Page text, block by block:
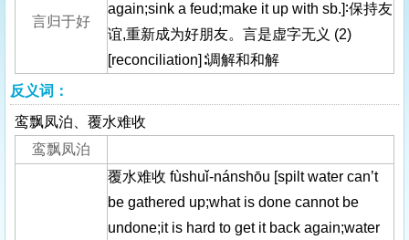
言归于好
again;sink a feud;make it up with sb.]∶保持友
谊,重新成为好朋友。言是虚字无义 (2)
[reconciliation]∶调解和和解
反义词：
鸾飘凤泊、覆水难收
鸾飘凤泊
覆水难收 fùshuǐ-nánshōu [spilt water can’t
be gathered up;what is done cannot be
undone;it is hard to get it back again;water